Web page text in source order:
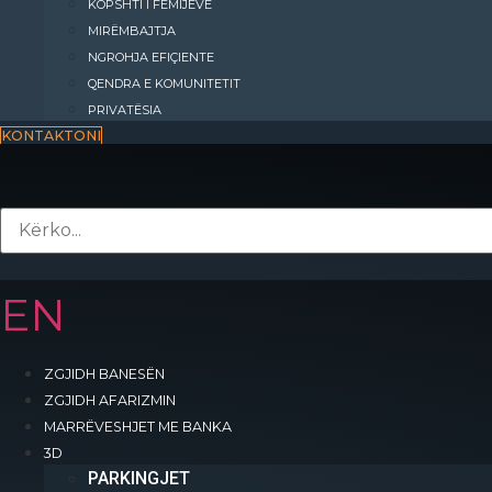
KOPSHTI I FËMIJËVE
MIRËMBAJTJA
NGROHJA EFIÇIENTE
QENDRA E KOMUNITETIT
PRIVATËSIA
KONTAKTONI
EN
ZGJIDH BANESËN
ZGJIDH AFARIZMIN
MARRËVESHJET ME BANKA
3D
PARKINGJET
Kompleksi “INTERNATIONAL RESIDENCE” do të jetë një qytet i vogël që